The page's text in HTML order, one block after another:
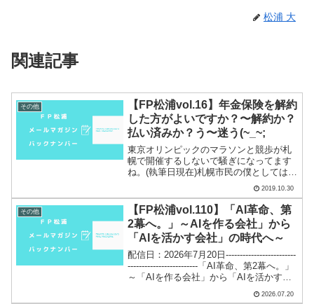
松浦 大
関連記事
その他
【FP松浦vol.16】年金保険を解約
した方がよいですか？〜解約か？
払い済みか？う〜迷う(~_~;
東京オリンピックのマラソンと競歩が札
幌で開催するしないで騒ぎになってます
ね。(執筆日現在)札幌市民の僕としては、
やブランド力のアップ。何よりオリンピ
ック競技をわが街で、体験できる事は素
晴らしい事だと思...
2019.10.30
その他
【FP松浦vol.110】「AI革命、第
2幕へ。」～AIを作る会社」から
「AIを活かす会社」の時代へ～
配信日：2026年7月20日-------------------------
-------------------------「AI革命、第2幕へ。」
～「AIを作る会社」から「AIを活かす会
2026.07.20